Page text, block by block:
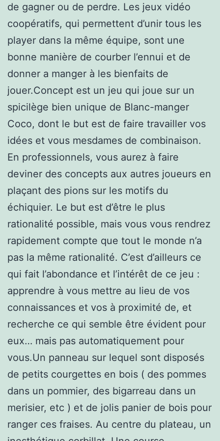
de gagner ou de perdre. Les jeux vidéo
coopératifs, qui permettent d’unir tous les
player dans la même équipe, sont une
bonne manière de courber l’ennui et de
donner a manger à les bienfaits de
jouer.Concept est un jeu qui joue sur un
spicilège bien unique de Blanc-manger
Coco, dont le but est de faire travailler vos
idées et vous mesdames de combinaison.
En professionnels, vous aurez à faire
deviner des concepts aux autres joueurs en
plaçant des pions sur les motifs du
échiquier. Le but est d’être le plus
rationalité possible, mais vous vous rendrez
rapidement compte que tout le monde n’a
pas la même rationalité. C’est d’ailleurs ce
qui fait l’abondance et l’intérêt de ce jeu :
apprendre à vous mettre au lieu de vos
connaissances et vos à proximité de, et
recherche ce qui semble être évident pour
eux… mais pas automatiquement pour
vous.Un panneau sur lequel sont disposés
de petits courgettes en bois ( des pommes
dans un pommier, des bigarreau dans un
merisier, etc ) et de jolis panier de bois pour
ranger ces fraises. Au centre du plateau, un